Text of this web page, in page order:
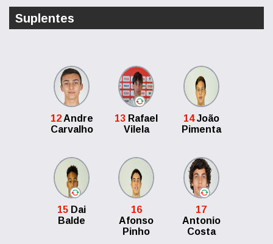
Suplentes
12Andre
Carvalho
13 Rafael
Vilela
14João
Pimenta
15 Dai
Balde
16
Afonso
Pinho
17
Antonio
Costa